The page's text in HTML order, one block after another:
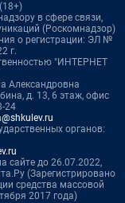
в сфере связи,
(Роскомнадзор)
о регистрации: ЭЛ №
г.
"ИНТЕРНЕТ
Александровна
д. 13, 6 этаж, офис
24
органов:
сайте до 26.07.2022,
(Зарегистрировано
средства массовой
2017 года)